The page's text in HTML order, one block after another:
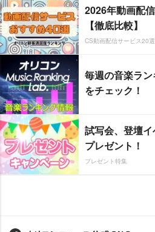
2026年動画配
【徹底比較】
CS動画配信サービス20選
毎週の音楽ラ
をチェック！
試写会、登壇
プレゼント！
プレゼント特集